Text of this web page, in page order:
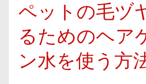
ペットの毛ヅ
るためのヘア
ン水を使う方